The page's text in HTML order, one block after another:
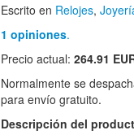
Escrito en Relojes,
1 opiniones.
Precio actual: 264.91
Normalmente se
para envío gratuito.
Descripción del